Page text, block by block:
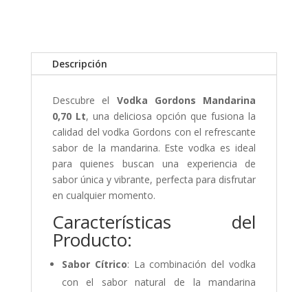
Descripción
Descubre el Vodka Gordons Mandarina
0,70 Lt, una deliciosa opción que fusiona la
calidad del vodka Gordons con el refrescante
sabor de la mandarina. Este vodka es ideal
para quienes buscan una experiencia de
sabor única y vibrante, perfecta para disfrutar
en cualquier momento.
Características del
Producto:
Sabor Cítrico: La combinación del vodka
con el sabor natural de la mandarina